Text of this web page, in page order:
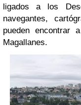
ligados a los
navegantes,
pueden encontrar
Magallanes.